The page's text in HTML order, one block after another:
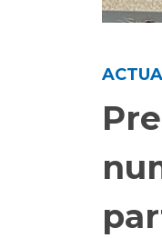
Laïcité
Salon
Vos
Les